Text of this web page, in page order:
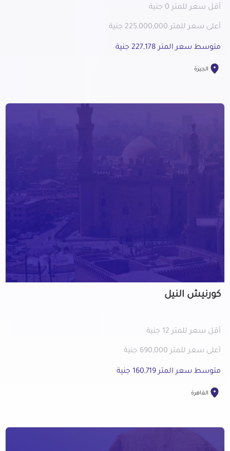
أقل سعر للمتر 0 جنية
أعلى سعر للمتر 225,000,000 جنية
متوسط سعر المتر 227,178 جنية
الجيزة
كورنيش النيل
أقل سعر للمتر 12 جنية
أعلى سعر للمتر 690,000 جنية
متوسط سعر المتر 160,719 جنية
القاهرة